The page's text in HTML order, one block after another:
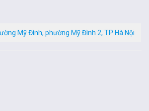
Mỹ Đình, phường Mỹ Đình 2, TP Hà Nội